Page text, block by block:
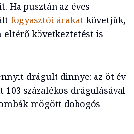
Ha pusztán az éves
fogyasztói árakatkövetjük,
eltérő következtetést is
drágult dinnye: az öt év
103 százalékos drágulásával
mögött dobogós